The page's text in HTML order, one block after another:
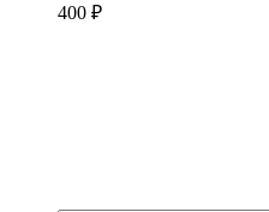
400 ₽